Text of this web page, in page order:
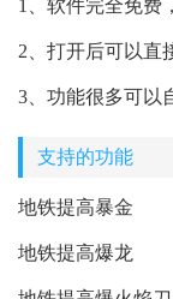
1、软件完全免费
2、打开后可以直
3、功能很多可以
支持的功能
地铁提高暴金
地铁提高爆龙